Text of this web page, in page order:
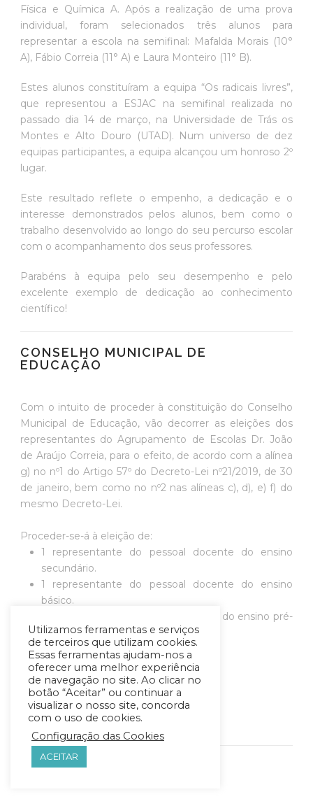
Física e Química A. Após a realização de uma prova
individual, foram selecionados três alunos para
representar a escola na semifinal: Mafalda Morais (10°
A), Fábio Correia (11° A) e Laura Monteiro (11° B).
Estes alunos constituíram a equipa “Os radicais livres”,
que representou a ESJAC na semifinal realizada no
passado dia 14 de março, na Universidade de Trás os
Montes e Alto Douro (UTAD). Num universo de dez
equipas participantes, a equipa alcançou um honroso 2º
lugar.
Este resultado reflete o empenho, a dedicação e o
interesse demonstrados pelos alunos, bem como o
trabalho desenvolvido ao longo do seu percurso escolar
com o acompanhamento dos seus professores.
Parabéns à equipa pelo seu desempenho e pelo
excelente exemplo de dedicação ao conhecimento
científico!
CONSELHO MUNICIPAL DE
EDUCAÇÃO
Com o intuito de proceder à constituição do Conselho
Municipal de Educação, vão decorrer as eleições dos
representantes do Agrupamento de Escolas Dr. João
de Araújo Correia, para o efeito, de acordo com a alínea
g) no nº1 do Artigo 57º do Decreto-Lei nº21/2019, de 30
de janeiro, bem como no nº2 nas alíneas c), d), e) f) do
mesmo Decreto-Lei.
Proceder-se-á à eleição de:
1 representante do pessoal docente do ensino
secundário.
1 representante do pessoal docente do ensino
básico.
1 representante do pessoal docente do ensino pré-
escolar.
Documentação:
Calendário Eleitoral
Regulamento Eleitoral
Boletim de Candidatura
EXAMES 2026
Utilizamos ferramentas e serviços
de terceiros que utilizam cookies.
Essas ferramentas ajudam-nos a
oferecer uma melhor experiência
de navegação no site. Ao clicar no
botão “Aceitar” ou continuar a
visualizar o nosso site, concorda
com o uso de cookies.
Configuração das Cookies
ACEITAR